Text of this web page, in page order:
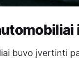
buvo įvertinti